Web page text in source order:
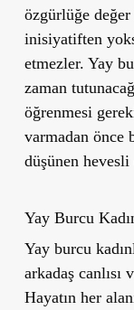
özgürlüğe
inisiyatiften
etmezler. Yay
zaman
öğrenmesi
varmadan önce
düşünen
Yay Burcu
Yay burcu
arkadaş canlısı
Hayatın her